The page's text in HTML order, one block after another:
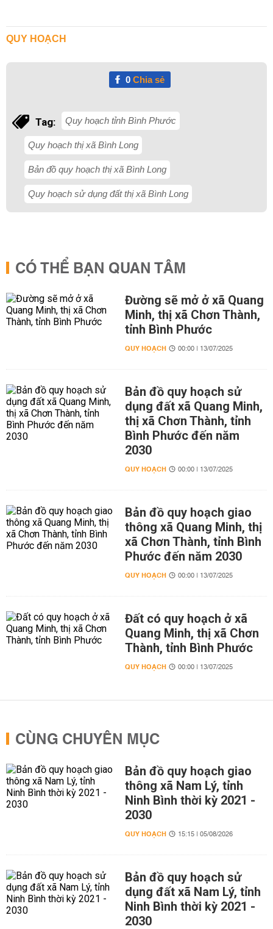
QUY HOẠCH
0Chia sẻ
Tag: Quy hoạch tỉnh Bình Phước
Quy hoạch thị xã Bình Long
Bản đồ quy hoạch thị xã Bình Long
Quy hoạch sử dụng đất thị xã Bình Long
CÓ THỂ BẠN QUAN TÂM
Đường sẽ mở ở xã Quang
Minh, thị xã Chơn Thành,
tỉnh Bình Phước
QUY HOẠCH 00:00 | 13/07/2025
Bản đồ quy hoạch sử
dụng đất xã Quang Minh,
thị xã Chơn Thành, tỉnh
Bình Phước đến năm
2030
QUY HOẠCH 00:00 | 13/07/2025
Bản đồ quy hoạch giao
thông xã Quang Minh, thị
xã Chơn Thành, tỉnh Bình
Phước đến năm 2030
QUY HOẠCH 00:00 | 13/07/2025
Đất có quy hoạch ở xã
Quang Minh, thị xã Chơn
Thành, tỉnh Bình Phước
QUY HOẠCH 00:00 | 13/07/2025
CÙNG CHUYÊN MỤC
Bản đồ quy hoạch giao
thông xã Nam Lý, tỉnh
Ninh Bình thời kỳ 2021 -
2030
QUY HOẠCH 15:15 | 05/08/2026
Bản đồ quy hoạch sử
dụng đất xã Nam Lý, tỉnh
Ninh Bình thời kỳ 2021 -
2030